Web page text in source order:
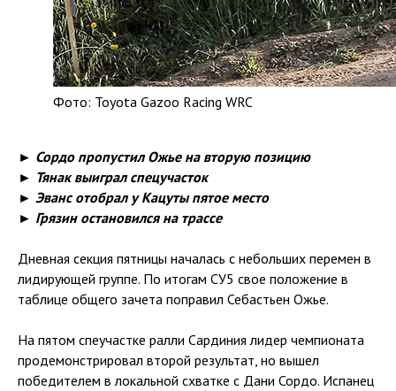
Фото: Toyota Gazoo Racing WRC
► Сордо пропустил Ожье на вторую позицию
► Тянак выиграл спецучасток
► Эванс отобрал у Кацуты пятое место
► Грязин остановился на трассе
Дневная секция пятницы началась с небольших перемен в
лидирующей группе. По итогам СУ5 свое положение в
таблице общего зачета поправил Себастьен Ожье.
На пятом спеучастке ралли Сардиния лидер чемпионата
продемонстрировал второй результат, но вышел
победителем в локальной схватке с Дани Сордо. Испанец